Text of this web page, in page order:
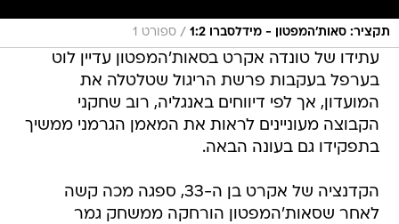
תקציר: סאות'המפטון - מידלסברו 1:2 / ספורט 1
עתידו של טונדה אקרט בסאות'המפטון עדיין לוט
בערפל בעקבות פרשת הריגול שטלטלה את
המועדון, אך לפי דיווחים באנגליה, רוב שחקני
הקבוצה מעוניינים לראות את המאמן הגרמני ממשיך
בתפקידו גם בעונה הבאה.
הקדנציה של אקרט בן ה-33, ספגה מכה קשה
לאחר שסאות'המפטון הורחקה ממשחק גמר